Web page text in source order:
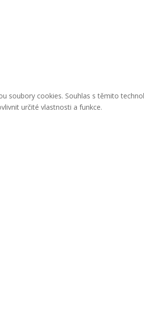
soubory cookies. Souhlas s těmito
určité vlastnosti a funkce.